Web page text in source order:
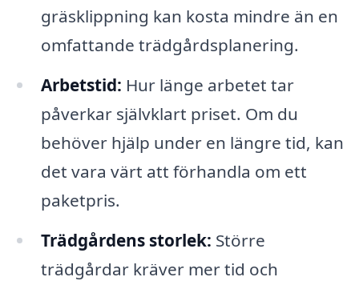
gräsklippning kan kosta mindre än en
omfattande trädgårdsplanering.
Arbetstid: Hur länge arbetet tar
påverkar självklart priset. Om du
behöver hjälp under en längre tid, kan
det vara värt att förhandla om ett
paketpris.
Trädgårdens storlek: Större
trädgårdar kräver mer tid och